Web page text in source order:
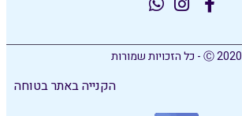
Ⓒ 2020 - כל הזכויות שמורות
הקנייה באתר בטוחה